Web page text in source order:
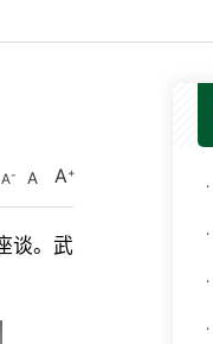
A A A
谈。武
·
·
·
·